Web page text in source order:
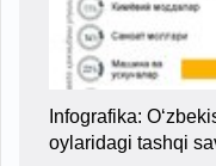
Infografika:
oylaridagi tashqi